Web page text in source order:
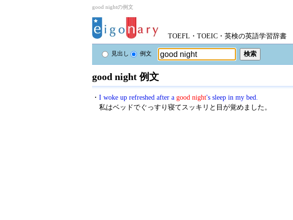
good nightの例文
TOEFL・TOEIC・英検の英語学習辞書
見出し 例文
good night 例文
・ I woke up refreshed after a good night's sleep in my bed.
私はベッドでぐっすり寝てスッキリと目が覚めました。